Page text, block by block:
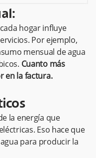
hogar influye
Por ejemplo,
mensual de agua
Cuanto más
en la factura.
la energía que
Eso hace que
para producir la